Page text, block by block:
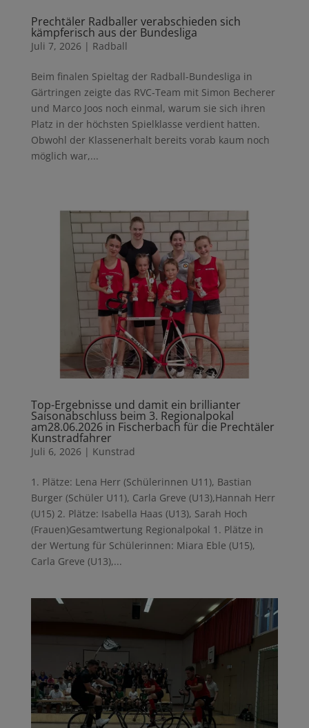
Prechtäler Radballer verabschieden sich
kämpferisch aus der Bundesliga
Juli 7, 2026 | Radball
Beim finalen Spieltag der Radball-Bundesliga in
Gärtringen zeigte das RVC-Team mit Simon Becherer
und Marco Joos noch einmal, warum sie sich ihren
Platz in der höchsten Spielklasse verdient hatten.
Obwohl der Klassenerhalt bereits vorab kaum noch
möglich war,...
Top-Ergebnisse und damit ein brillianter
Saisonabschluss beim 3. Regionalpokal
am28.06.2026 in Fischerbach für die Prechtäler
Kunstradfahrer
Juli 6, 2026 | Kunstrad
1. Plätze: Lena Herr (Schülerinnen U11), Bastian
Burger (Schüler U11), Carla Greve (U13),Hannah Herr
(U15) 2. Plätze: Isabella Haas (U13), Sarah Hoch
(Frauen)Gesamtwertung Regionalpokal 1. Plätze in
der Wertung für Schülerinnen: Miara Eble (U15),
Carla Greve (U13),...